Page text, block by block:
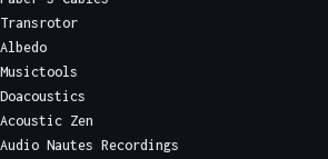
Transrotor
Albedo
Musictools
Doacoustics
Acoustic Zen
Audio Nautes Recordings